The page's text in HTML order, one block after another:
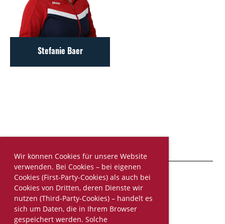
Wir können Cookies für unsere Website
verwenden. Bei Cookies – bei eigenen
Cookies (First-Party-Cookies) als auch bei
Cookies von Dritten, deren Dienste wir
nutzen (Third-Party-Cookies) – handelt es
sich um Daten, die in Ihrem Browser
gespeichert werden. Solche
Stefanie Baer
© STV Roggliswil
Erstellt mit ClubDesk Vereinssoftware